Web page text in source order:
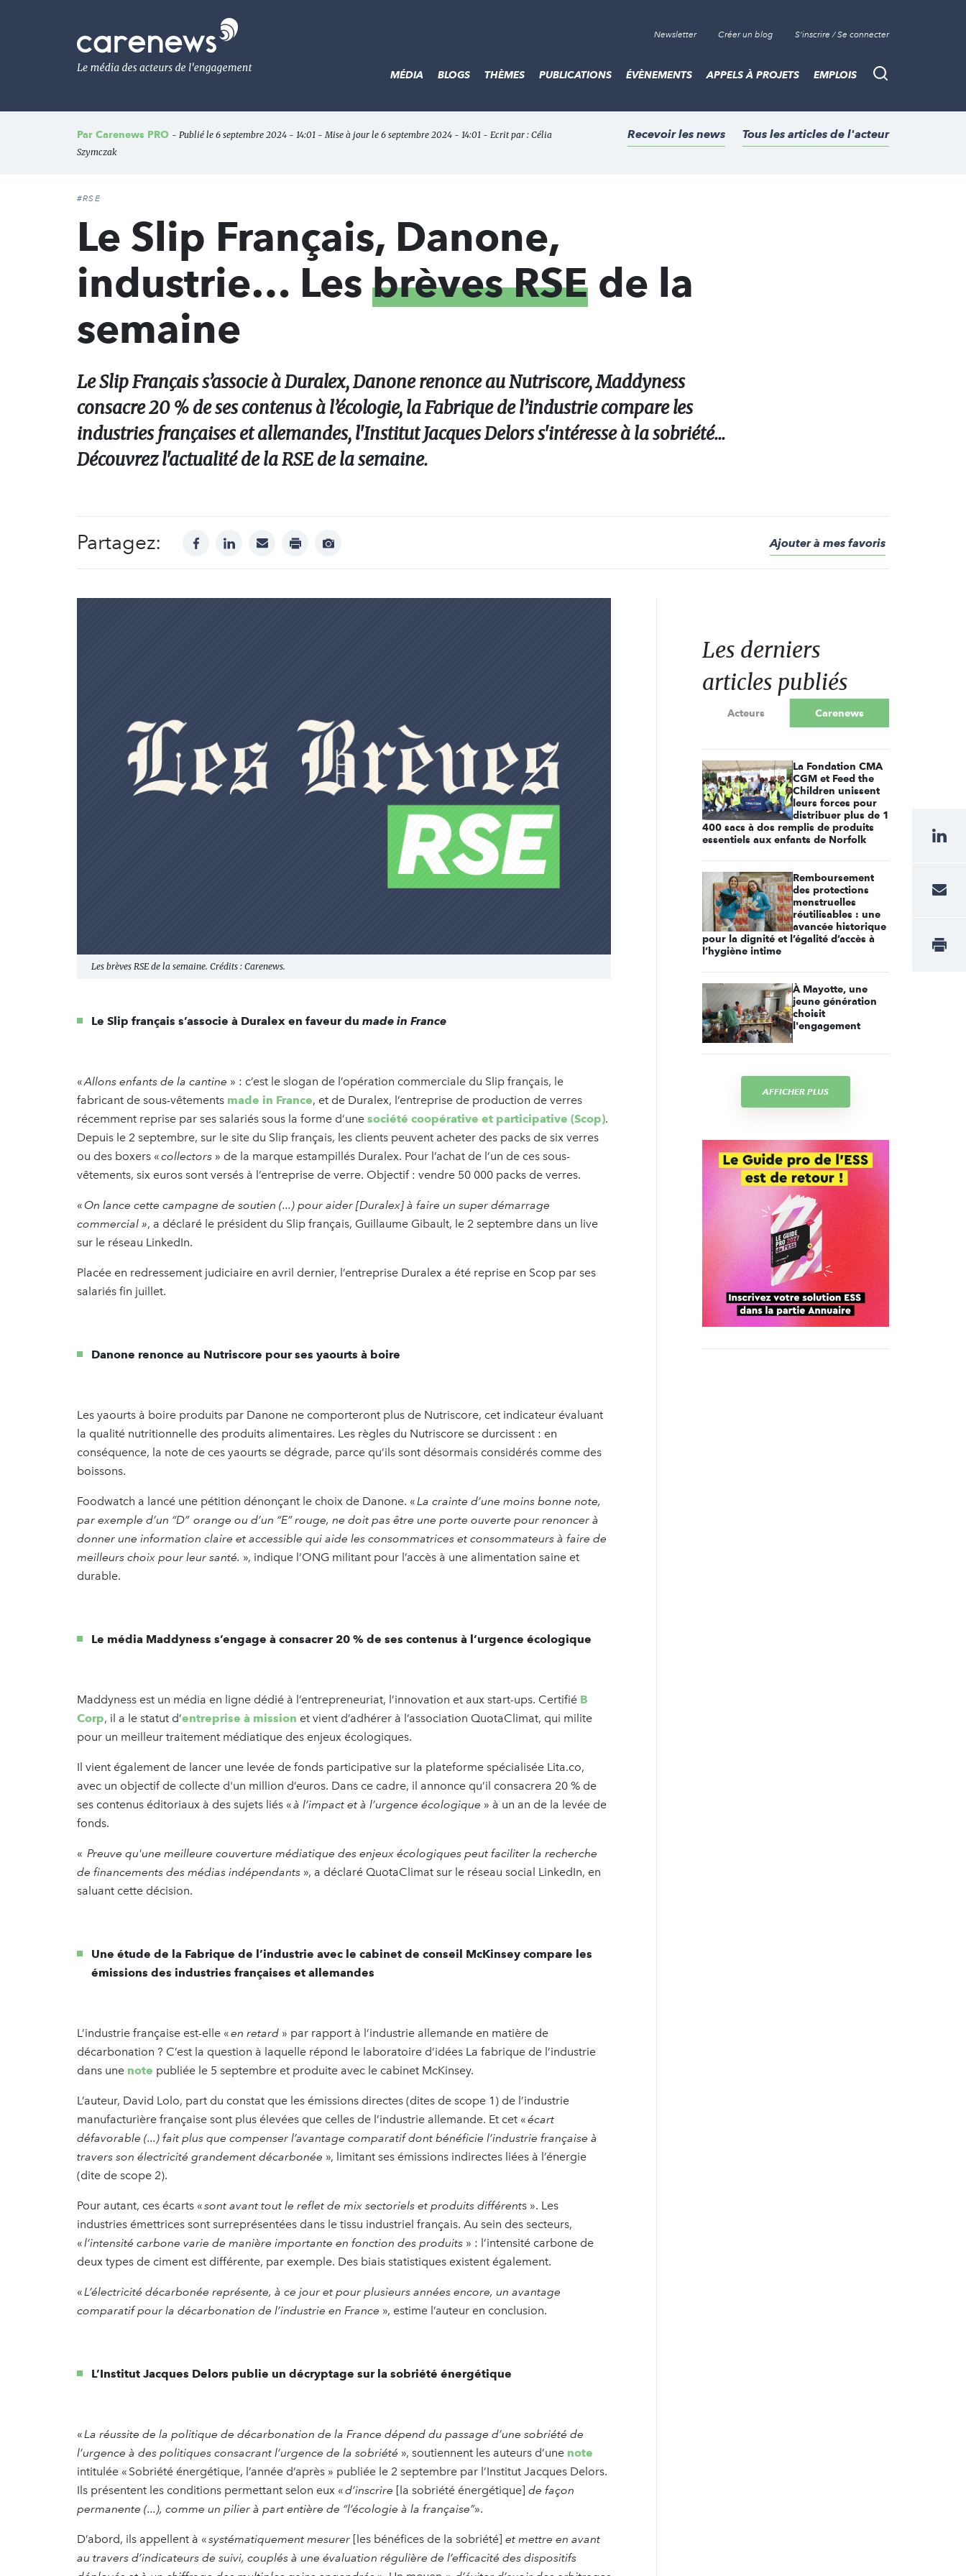
Le
média
de
l'engagement
Newsletter Créer un blog S'inscrire / Se connecter
Recherche
MÉDIA BLOGS THÈMES PUBLICATIONS ÉVÈNEMENTS APPELS À PROJETS EMPLOIS
Par Carenews PRO - Publié le 6 septembre 2024 - 14:01 - Mise à jour le 6 septembre 2024 - 14:01 - Ecrit par : Célia
Szymczak
Recevoir les news Tous les articles de l'acteur
#RSE
Le Slip Français, Danone,
industrie… Les brèves RSE de la
semaine
Le Slip Français s’associe à Duralex, Danone renonce au Nutriscore, Maddyness
consacre 20 % de ses contenus à l’écologie, la Fabrique de l’industrie compare les
industries françaises et allemandes, l'Institut Jacques Delors s'intéresse à la sobriété...
Découvrez l'actualité de la RSE de la semaine.
Partagez: facebooklinkedinmail print
Afficher
Ajouter à mes favoris
Les brèves RSE de la semaine. Crédits : Carenews.
Le Slip français s’associe à Duralex en faveur du made in France
«Allons enfants de la cantine » : c’est le slogan de l’opération commerciale du Slip français, le
fabricant de sous-vêtements made in France, et de Duralex, l’entreprise de production de verres
récemment reprise par ses salariés sous la forme d’une société coopérative et participative (Scop).
Depuis le 2 septembre, sur le site du Slip français, les clients peuvent acheter des packs de six verres
ou des boxers «collectors » de la marque estampillés Duralex. Pour l’achat de l’un de ces sous-
vêtements, six euros sont versés à l’entreprise de verre. Objectif : vendre 50 000 packs de verres.
« On lance cette campagne de soutien (...) pour aider [Duralex] à faire un super démarrage
commercial », a déclaré le président du Slip français, Guillaume Gibault, le 2 septembre dans un live
sur le réseau LinkedIn.
Placée en redressement judiciaire en avril dernier, l’entreprise Duralex a été reprise en Scop par ses
salariés fin juillet.
Danone renonce au Nutriscore pour ses yaourts à boire
Les yaourts à boire produits par Danone ne comporteront plus de Nutriscore, cet indicateur évaluant
la qualité nutritionnelle des produits alimentaires. Les règles du Nutriscore se durcissent : en
conséquence, la note de ces yaourts se dégrade, parce qu’ils sont désormais considérés comme des
boissons.
Foodwatch a lancé une pétition dénonçant le choix de Danone. « La crainte d’une moins bonne note,
par exemple d’un “D” orange ou d’un “E” rouge, ne doit pas être une porte ouverte pour renoncer à
donner une information claire et accessible qui aide les consommatrices et consommateurs à faire de
meilleurs choix pour leur santé. », indique l’ONG militant pour l’accès à une alimentation saine et
durable.
Le média Maddyness s’engage à consacrer 20 % de ses contenus à l’urgence écologique
Maddyness est un média en ligne dédié à l’entrepreneuriat, l’innovation et aux start-ups. Certifié B
Corp, il a le statut d’entreprise à mission et vient d’adhérer à l’association QuotaClimat, qui milite
pour un meilleur traitement médiatique des enjeux écologiques.
Il vient également de lancer une levée de fonds participative sur la plateforme spécialisée Lita.co,
avec un objectif de collecte d'un million d’euros. Dans ce cadre, il annonce qu’il consacrera 20 % de
ses contenus éditoriaux à des sujets liés «à l’impact et à l’urgence écologique » à un an de la levée de
fonds.
« Preuve qu'une meilleure couverture médiatique des enjeux écologiques peut faciliter la recherche
de financements des médias indépendants », a déclaré QuotaClimat sur le réseau social LinkedIn, en
saluant cette décision.
Une étude de la Fabrique de l’industrie avec le cabinet de conseil McKinsey compare les
émissions des industries françaises et allemandes
L’industrie française est-elle «en retard » par rapport à l’industrie allemande en matière de
décarbonation ? C’est la question à laquelle répond le laboratoire d’idées La fabrique de l’industrie
dans une note publiée le 5 septembre et produite avec le cabinet McKinsey.
L’auteur, David Lolo, part du constat que les émissions directes (dites de scope 1) de l’industrie
manufacturière française sont plus élevées que celles de l’industrie allemande. Et cet «écart
défavorable (...) fait plus que compenser l’avantage comparatif dont bénéficie l’industrie française à
travers son électricité grandement décarbonée », limitant ses émissions indirectes liées à l’énergie
(dite de scope 2).
Pour autant, ces écarts «sont avant tout le reflet de mix sectoriels et produits différents ». Les
industries émettrices sont surreprésentées dans le tissu industriel français. Au sein des secteurs,
«l’intensité carbone varie de manière importante en fonction des produits » : l’intensité carbone de
deux types de ciment est différente, par exemple. Des biais statistiques existent également.
« L’électricité décarbonée représente, à ce jour et pour plusieurs années encore, un avantage
comparatif pour la décarbonation de l’industrie en France », estime l’auteur en conclusion.
L’Institut Jacques Delors publie un décryptage sur la sobriété énergétique
« La réussite de la politique de décarbonation de la France dépend du passage d’une sobriété de
l’urgence à des politiques consacrant l’urgence de la sobriété », soutiennent les auteurs d’une note
intitulée « Sobriété énergétique, l’année d’après » publiée le 2 septembre par l’Institut Jacques Delors.
Ils présentent les conditions permettant selon eux «d’inscrire [la sobriété énergétique] de façon
permanente (...), comme un pilier à part entière de “l’écologie à la française”».
D’abord, ils appellent à «systématiquement mesurer [les bénéfices de la sobriété] et mettre en avant
au travers d’indicateurs de suivi, couplés à une évaluation régulière de l’efficacité des dispositifs
Les derniers
articles publiés
Acteurs Carenews
La Fondation CMA
CGM et Feed the
Children unissent
leurs forces pour
distribuer plus de 1
400 sacs à dos remplis de produits
essentiels aux enfants de Norfolk
Remboursement
des protections
menstruelles
réutilisables : une
avancée historique
pour la dignité et l’égalité d’accès à
l’hygiène intime
À Mayotte, une
jeune génération
choisit
l'engagement
AFFICHER PLUS